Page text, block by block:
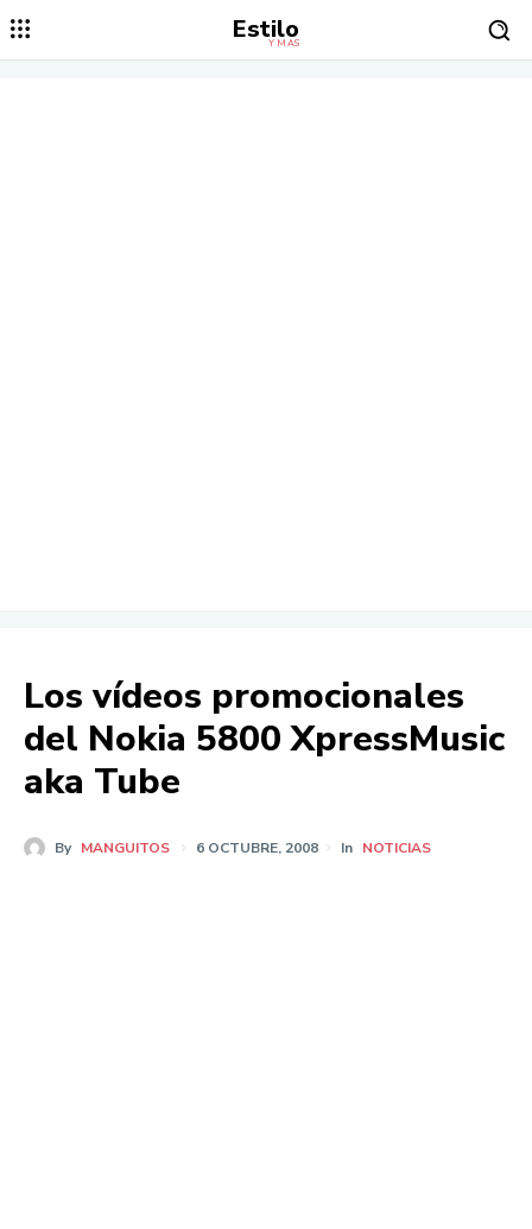
Estilo
Y MÁS
Los vídeos promocionales
del Nokia 5800 XpressMusic
aka Tube
By MANGUITOS 6 OCTUBRE, 2008 In NOTICIAS